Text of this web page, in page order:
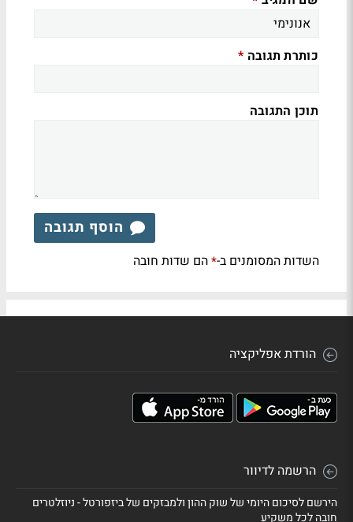
כותרת תגובה *
תוכן התגובה
הוסף תגובה
השדות המסומנים ב-*הם שדות חובה
הורדת אפליקציה
הרשמה לדיוור
הירשם לסיכום היומי של שוק ההון ולמבזקים של ביזפורטל - ניוזלטרים
חובה לכל משקיע